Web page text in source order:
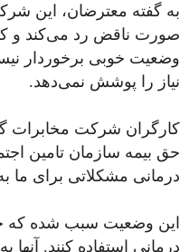
به گفته معترضان، این
صورت ناقض رد می‌کند و
وضعیت خوبی برخوردار
نیاز را پوشش نمی‌دهد.
کارگران شرکت مخابرات
حق بیمه سازمان تامین
درمانی مشکلاتی برای ما
این وضعیت سبب شده که
درمانی استفاده کنند. آنها